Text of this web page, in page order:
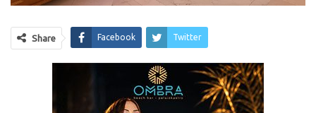
Share Facebook Twitter